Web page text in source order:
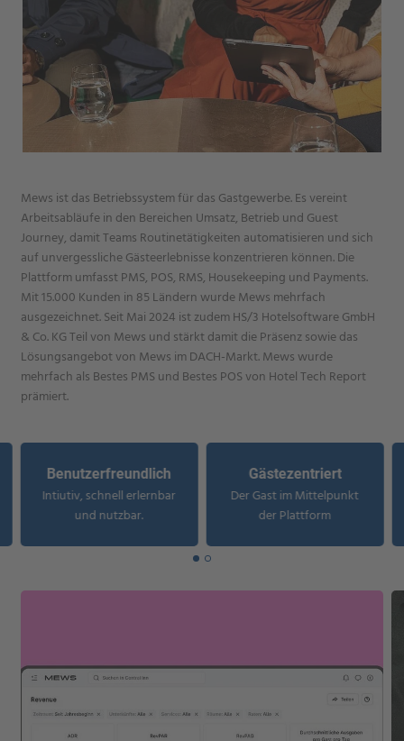
Mews ist das Betriebssystem für das Gastgewerbe. Es vereint
Arbeitsabläufe in den Bereichen Umsatz, Betrieb und Guest
Journey, damit Teams Routinetätigkeiten automatisieren und sich
auf unvergessliche Gästeerlebnisse konzentrieren können. Die
Plattform umfasst PMS, POS, RMS, Housekeeping und Payments.
Mit 15.000 Kunden in 85 Ländern wurde Mews mehrfach
ausgezeichnet. Seit Mai 2024 ist zudem HS/3 Hotelsoftware GmbH
& Co. KG Teil von Mews und stärkt damit die Präsenz sowie das
Lösungsangebot von Mews im DACH-Markt. Mews wurde
mehrfach als Bestes PMS und Bestes POS von Hotel Tech Report
prämiert.
Benutzerfreundlich
Intiutiv, schnell erlernbar
und nutzbar.
Gästezentriert
Der Gast im Mittelpunkt
der Plattform